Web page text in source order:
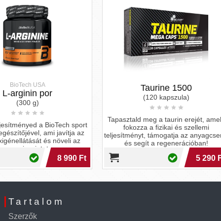
Taurine 1500
(120 kapszula)
a fizikai és szellemi
támogatja az anyagcserét
segít a regenerációban!
5 290 Ft
BioTech USA
L-arginin kapszula
(90 kapszula)
Turbózd fel az edzésed a
termelés fokozásával, és
erőteljesebb
BioTech USA
6
Tartalom
Szerzők